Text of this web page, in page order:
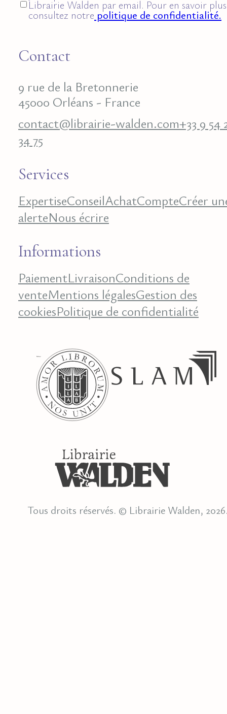
Librairie Walden par email. Pour en savoir
consultez notre politique de confidentialité.
Contact
9 rue de la Bretonnerie
45000 Orléans - France
contact@librairie-walden.com+33 9 54
34 75
Services
ExpertiseConseilAchatCompteCréer
alerteNous écrire
Informations
PaiementLivraisonConditions de
venteMentions légalesGestion des
cookiesPolitique de confidentialité
Tous droits réservés. © Librairie Walden,